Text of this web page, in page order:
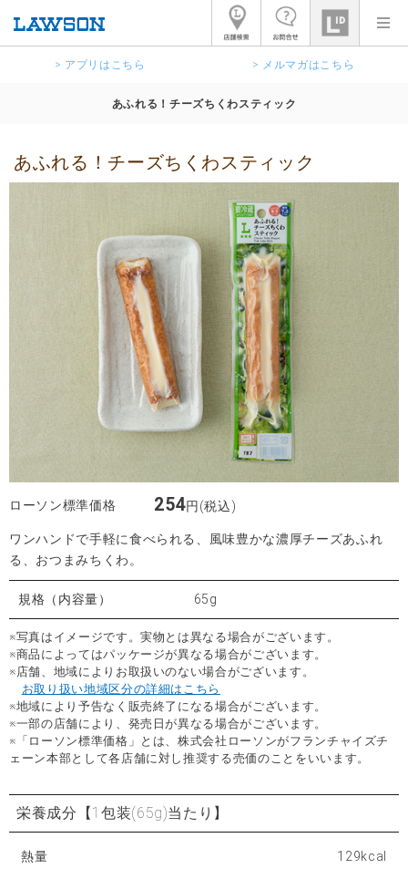
> アプリはこちら > メルマガはこちら
あふれる！チーズちくわスティック
あふれる！チーズちくわスティック
ローソン標準価格 254円(税込)
ワンハンドで手軽に食べられる、風味豊かな濃厚チーズあふれ
る、おつまみちくわ。
規格（内容量） 65g
※写真はイメージです。実物とは異なる場合がございます。
※商品によってはパッケージが異なる場合がございます。
※店舗、地域によりお取扱いのない場合がございます。
お取り扱い地域区分の詳細はこちら
※地域により予告なく販売終了になる場合がございます。
※一部の店舗により、発売日が異なる場合がございます。
※「ローソン標準価格」とは、株式会社ローソンがフランチャイズチ
ェーン本部として各店舗に対し推奨する売価のことをいいます。
栄養成分 【1包装(65g)当たり】
熱量 129kcal